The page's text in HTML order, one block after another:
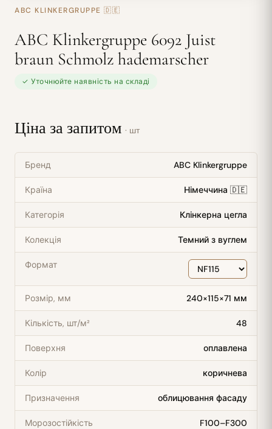
ABC KLINKERGRUPPE 🇩🇪
ABC Klinkergruppe 6092 Juist
braun Schmolz hademarscher
✓ Уточнюйте наявність на складі
Ціна за запитом · шт
Бренд ABC Klinkergruppe
Країна Німеччина 🇩🇪
Категорія Клінкерна цегла
Колекція Темний з вуглем
Формат
Розмір, мм 240×115×71 мм
Кількість, шт/м² 48
Поверхня оплавлена
Колір коричнева
Призначення облицювання фасаду
Морозостійкість F100–F300